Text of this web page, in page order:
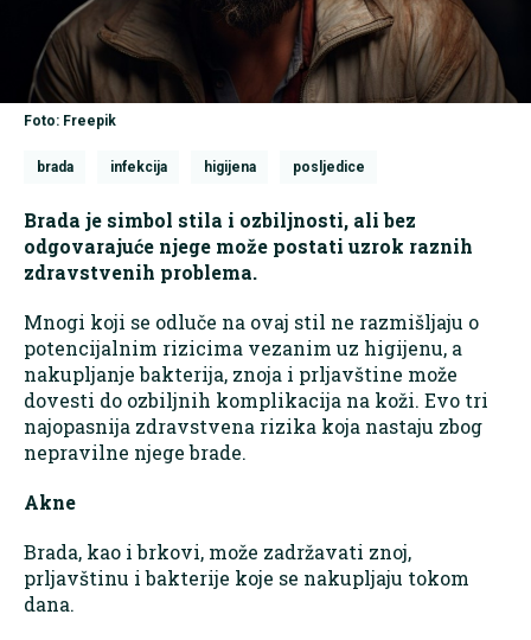
Foto: Freepik
brada infekcija higijena posljedice
Brada je simbol stila i ozbiljnosti, ali bez
odgovarajuće njege može postati uzrok raznih
zdravstvenih problema.
Mnogi koji se odluče na ovaj stil ne razmišljaju o
potencijalnim rizicima vezanim uz higijenu, a
nakupljanje bakterija, znoja i prljavštine može
dovesti do ozbiljnih komplikacija na koži. Evo tri
najopasnija zdravstvena rizika koja nastaju zbog
nepravilne njege brade.
Akne
Brada, kao i brkovi, može zadržavati znoj,
prljavštinu i bakterije koje se nakupljaju tokom
dana.